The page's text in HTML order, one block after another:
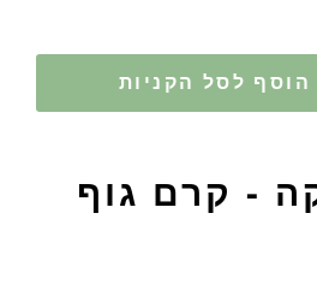
הוסף לסל הקניות
- קרם גוף